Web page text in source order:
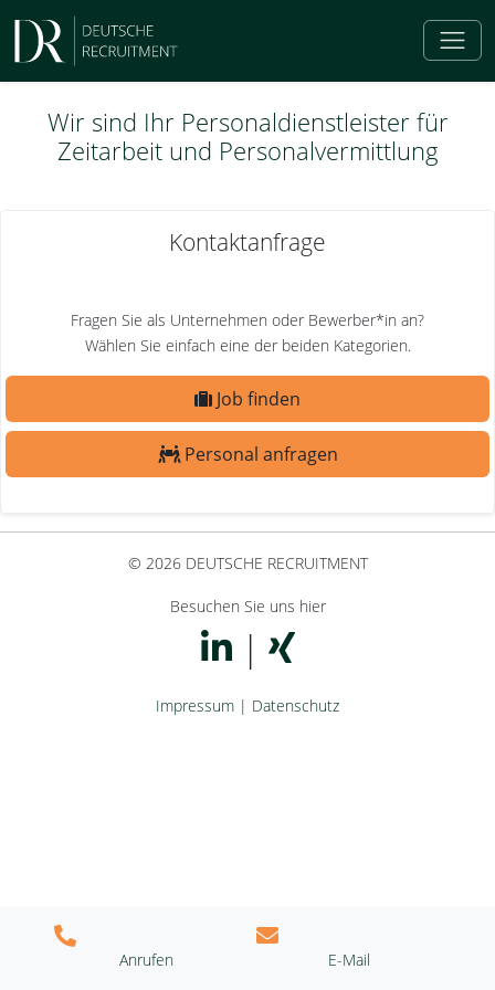
Wir sind Ihr Personaldienstleister für
Zeitarbeit und Personalvermittlung
Kontaktanfrage
Fragen Sie als Unternehmen oder Bewerber*in an?
Wählen Sie einfach eine der beiden Kategorien.
Job finden
Personal anfragen
Anrufen E-Mail
© 2026 DEUTSCHE RECRUITMENT
Besuchen Sie uns hier
|
Impressum | Datenschutz